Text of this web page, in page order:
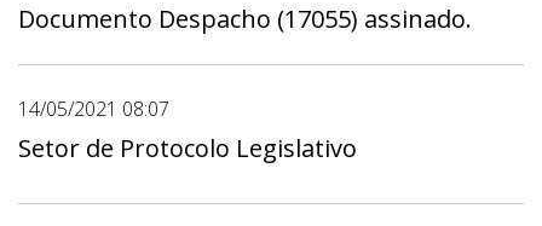
Documento Despacho (17055) assinado.
14/05/2021 08:07
Setor de Protocolo Legislativo